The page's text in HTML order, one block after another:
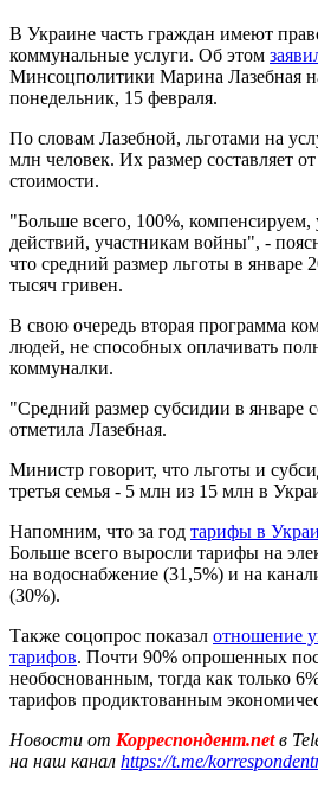
В Украине часть граждан имеют
коммунальные услуги. Об этом
Минсоцполитики Марина Лазебная
понедельник, 15 февраля.
По словам Лазебной, льготами на
млн человек. Их размер составляет
стоимости.
"Больше всего, 100%, компенсируем,
действий, участникам войны", -
что средний размер льготы в январе
тысяч гривен.
В свою очередь вторая программа
людей, не способных оплачивать
коммуналки.
"Средний размер субсидии в январе
отметила Лазебная.
Министр говорит, что льготы и
третья семья - 5 млн из 15 млн в
Напомним, что за год тарифы в
Больше всего выросли тарифы на
на водоснабжение (31,5%) и на
(30%).
Также соцопрос показал отношение
тарифов. Почти 90% опрошенных
необоснованным, тогда как только
тарифов продиктованным
Новости от Корреспондент.netв
на наш канал https://t.me/